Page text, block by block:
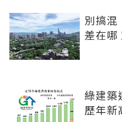
別搞混
差在哪
綠建築
歷年新